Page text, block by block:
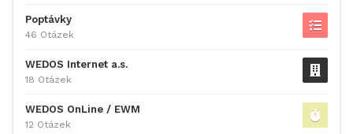
Poptávky
46 Otázek
WEDOS Internet a.s.
18 Otázek
WEDOS OnLine / EWM
12 Otázek